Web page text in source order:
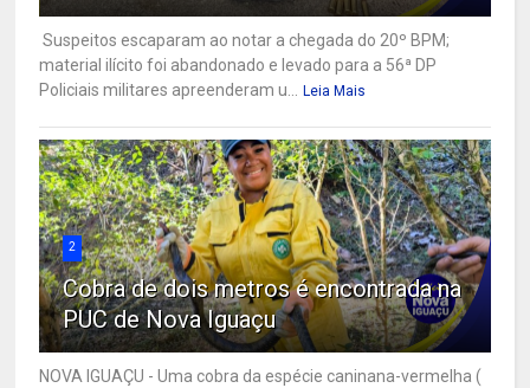
Suspeitos escaparam ao notar a chegada do 20º BPM;
material ilícito foi abandonado e levado para a 56ª DP
Policiais militares apreenderam u...
Leia Mais
2
Cobra de dois metros é encontrada na
PUC de Nova Iguaçu
NOVA IGUAÇU - Uma cobra da espécie caninana-vermelha (